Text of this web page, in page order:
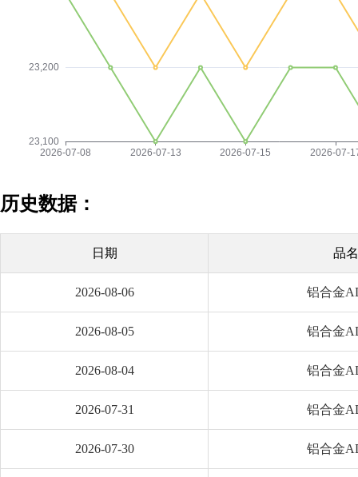
历史数据：
日期 品名
2026-08-06 铝合金
2026-08-05 铝合金
2026-08-04 铝合金
2026-07-31 铝合金
2026-07-30 铝合金